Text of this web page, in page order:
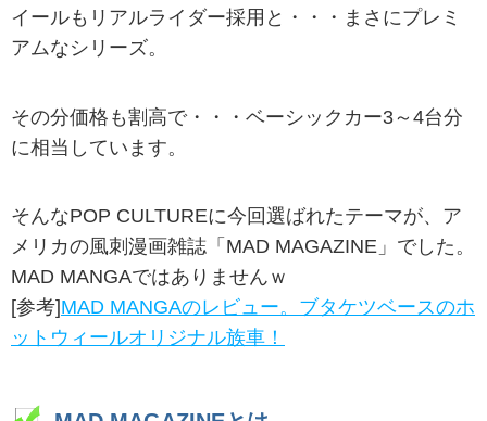
イールもリアルライダー採用と・・・まさにプレミ
アムなシリーズ。
その分価格も割高で・・・ベーシックカー3～4台分
に相当しています。
そんなPOP CULTUREに今回選ばれたテーマが、ア
メリカの風刺漫画雑誌「MAD MAGAZINE」でした。
MAD MANGAではありませんｗ
[参考]MAD MANGAのレビュー。ブタケツベースのホ
ットウィールオリジナル族車！